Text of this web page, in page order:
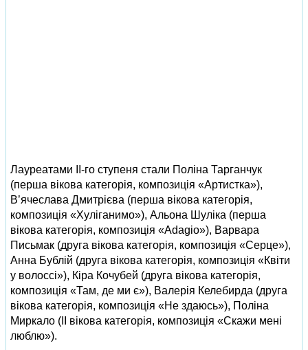
Лауреатами ІІ-го ступеня стали Поліна Тарганчук
(перша вікова категорія, композиція «Артистка»),
В’ячеслава Дмитрієва (перша вікова категорія,
композиція «Хуліганимо»), Альона Шуліка (перша
вікова категорія, композиція «Аdagio»), Варвара
Письмак (друга вікова категорія, композиція «Серце»),
Анна Бублій (друга вікова категорія, композиція «Квіти
у волоссі»), Кіра Кочубей (друга вікова категорія,
композиція «Там, де ми є»), Валерія Келебирда (друга
вікова категорія, композиція «Не здаюсь»), Поліна
Миркало (ІІ вікова категорія, композиція «Скажи мені
люблю»).